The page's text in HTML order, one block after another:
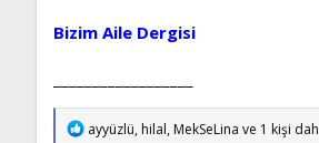
Bizim Aile Dergisi
T
ayyüzlü,hilal,MekSeLina ve 1 kişi